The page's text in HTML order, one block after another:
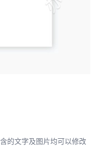
的文字及图片均可以修改